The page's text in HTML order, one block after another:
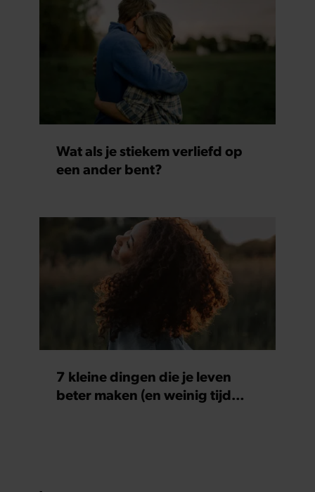
Wat als je stiekem verliefd op
een ander bent?
7 kleine dingen die je leven
beter maken (en weinig tijd